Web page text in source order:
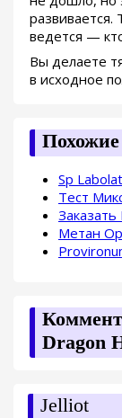
развивается.
ведется —
Вы делаете
в исходное
Похожие
Sp
Тест
Заказать
Метан
Dragon
Jelliot